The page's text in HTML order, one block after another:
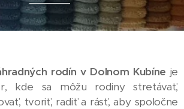
rodín v Dolnom Kubíne je
kde sa môžu rodiny stretávať,
tvoriť, radiť a rásť, aby spoločne